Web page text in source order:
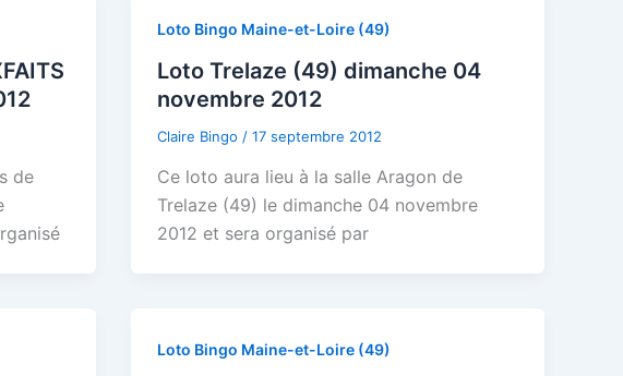
de
Loto Bingo Maine-et-Loire (49)
Loto Trelaze (49) dimanche 04
novembre 2012
Claire Bingo /17 septembre 2012
Ce loto aura lieu à la salle Aragon de
Trelaze (49) le dimanche 04 novembre
2012 et sera organisé par
Loto Bingo Maine-et-Loire (49)